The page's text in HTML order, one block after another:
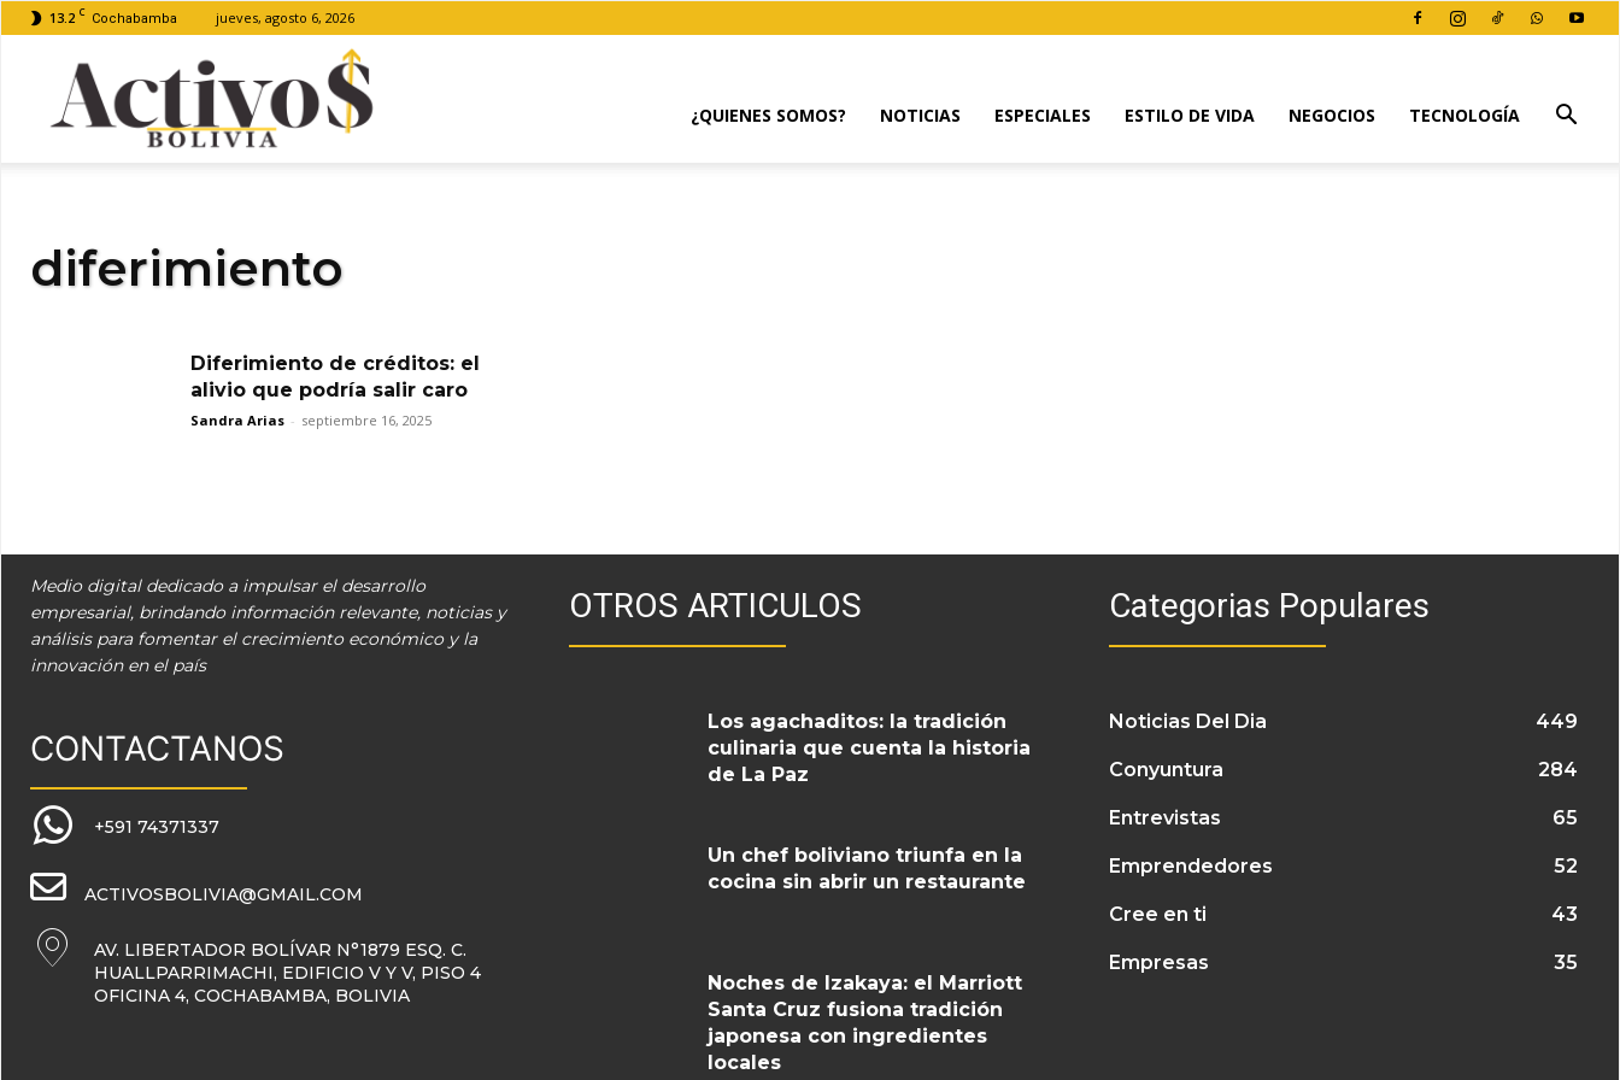
13.2 C Cochabamba jueves, agosto 6, 2026
¿QUIENES SOMOS? NOTICIAS ESPECIALES ESTILO DE VIDA NEGOCIOS TECNOLOGÍA
diferimiento
Diferimiento de créditos: el
alivio que podría salir caro
Sandra Arias - septiembre 16, 2025
Medio digital dedicado a impulsar el desarrollo
empresarial, brindando información relevante, noticias y
análisis para fomentar el crecimiento económico y la
innovación en el país
CONTACTANOS
+591 74371337
ACTIVOSBOLIVIA@GMAIL.COM
AV. LIBERTADOR BOLÍVAR N°1879 ESQ. C.
HUALLPARRIMACHI, EDIFICIO V Y V, PISO 4
OFICINA 4, COCHABAMBA, BOLIVIA
OTROS ARTICULOS
Los agachaditos: la tradición
culinaria que cuenta la historia
de La Paz
Un chef boliviano triunfa en la
cocina sin abrir un restaurante
Noches de Izakaya: el Marriott
Santa Cruz fusiona tradición
japonesa con ingredientes
locales
Categorias Populares
Noticias Del Dia 449
Conyuntura 284
Entrevistas 65
Emprendedores 52
Cree en ti 43
Empresas 35